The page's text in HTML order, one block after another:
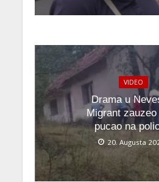
VIDEO
Drama u
Migrant
pucao na
20. Augusta